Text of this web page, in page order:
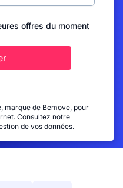
offres du moment
marque de Bemove, pour
Consultez notre
de vos données.